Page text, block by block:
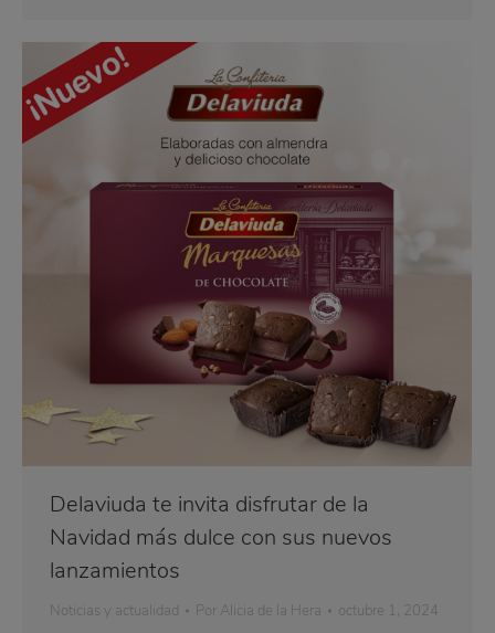
Delaviuda te invita disfrutar de la
Navidad más dulce con sus nuevos
lanzamientos
Noticias y actualidad Por Alicia de la Hera octubre 1, 2024